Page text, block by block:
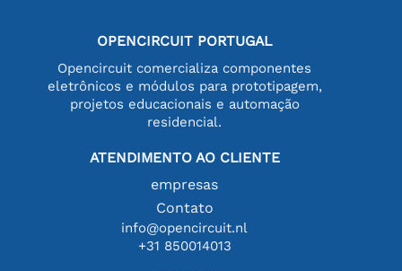
OPENCIRCUIT PORTUGAL
Opencircuit comercializa componentes
eletrônicos e módulos para prototipagem,
projetos educacionais e automação
residencial.
ATENDIMENTO AO CLIENTE
empresas
Contato
info@opencircuit.nl
+31 850014013